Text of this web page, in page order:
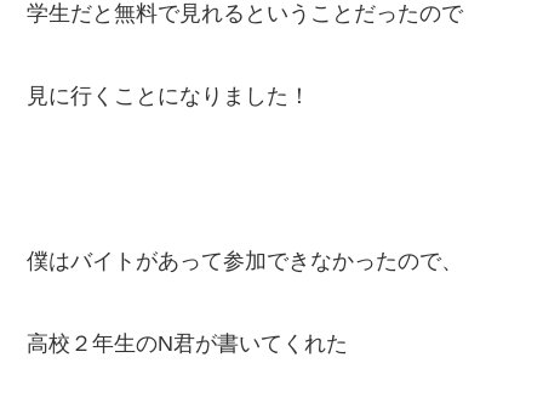
学生だと無料で見れるということだったので
見に行くことになりました！
僕はバイトがあって参加できなかったので、
高校２年生のN君が書いてくれた